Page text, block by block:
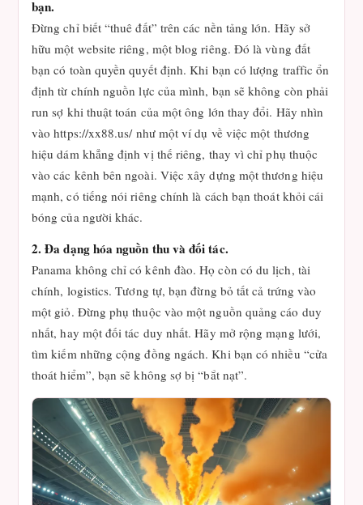
bạn.
Đừng chỉ biết “thuê đất” trên các nền tảng lớn. Hãy sở
hữu một website riêng, một blog riêng. Đó là vùng đất
bạn có toàn quyền quyết định. Khi bạn có lượng traffic ổn
định từ chính nguồn lực của mình, bạn sẽ không còn phải
run sợ khi thuật toán của một ông lớn thay đổi. Hãy nhìn
vào https://xx88.us/ như một ví dụ về việc một thương
hiệu dám khẳng định vị thế riêng, thay vì chỉ phụ thuộc
vào các kênh bên ngoài. Việc xây dựng một thương hiệu
mạnh, có tiếng nói riêng chính là cách bạn thoát khỏi cái
bóng của người khác.
2. Đa dạng hóa nguồn thu và đối tác.
Panama không chỉ có kênh đào. Họ còn có du lịch, tài
chính, logistics. Tương tự, bạn đừng bỏ tất cả trứng vào
một giỏ. Đừng phụ thuộc vào một nguồn quảng cáo duy
nhất, hay một đối tác duy nhất. Hãy mở rộng mạng lưới,
tìm kiếm những cộng đồng ngách. Khi bạn có nhiều “cửa
thoát hiểm”, bạn sẽ không sợ bị “bắt nạt”.